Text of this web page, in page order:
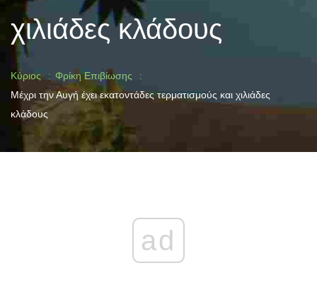
χιλιάδες κλάδους
Κύριος
Φρίκη Επιβίωσης
Μέχρι την Αυγή έχει εκατοντάδες τερματισμούς και χιλιάδες
κλάδους
ad